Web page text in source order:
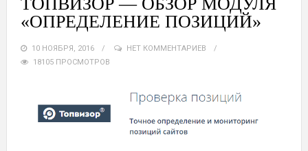
«ОПРЕДЕЛЕНИЕ ПОЗИЦИЙ»
10 НОЯБРЯ, 2016
НЕТ КОММЕНТАРИЕВ
18105 ПРОСМОТРОВ